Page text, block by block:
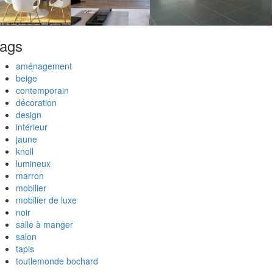
aménagement
beige
contemporain
décoration
design
intérieur
jaune
knoll
lumineux
marron
mobilier
mobilier de luxe
noir
salle à manger
salon
tapis
toutlemonde bochard